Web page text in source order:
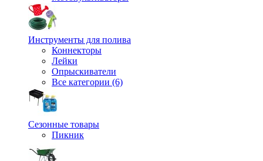
Инструменты для полива
Коннекторы
Лейки
Опрыскиватели
Все категории (6)
Сезонные товары
Пикник